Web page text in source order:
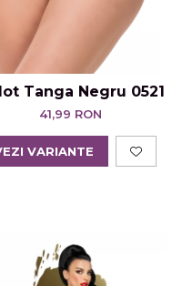
bretele subtiri –
Tanga Negru 0521
41,99 RON
VARIANTE